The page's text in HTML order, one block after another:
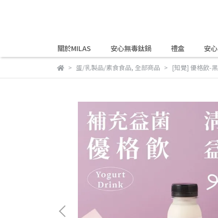
關於MILAS 安心無毒鈦鍋 禮盒 安
蛋/乳製品/素食食品, 全部商品 [知覺] 優格飲-